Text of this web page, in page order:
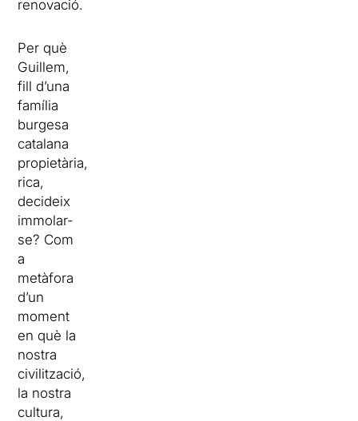
renovació.
Per què
Guillem,
fill d’una
família
burgesa
catalana
propietària,
rica,
decideix
immolar-
se? Com
a
metàfora
d’un
moment
en què la
nostra
civilització,
la nostra
cultura,